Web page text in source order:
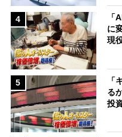
4
「
に
現
5
「
る
投